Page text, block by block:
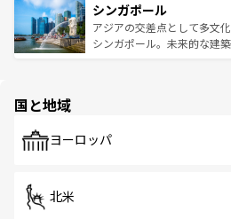
参照してほしい。
激する。気候は一年中温暖
が待っている。親しみやす
た文化、そして多様な観光
み、どこを訪れても感動す
ており、効率よく見どころ
うな絶景から文化的な体験
シンガポール
アジアの交差点として多文
シンガポール。未来的な建
で、ホーカーズは地元の風
国と地域
ヨーロッパ
北米